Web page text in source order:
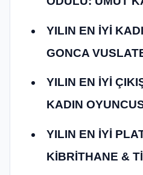
YILIN EN İYİ
GONCA
YILIN EN İYİ
KADIN
YILIN EN İYİ
KİBRİTHANE &